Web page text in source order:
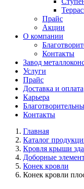
Прайс
Акции
О компании
Контакты
Завод
Услуги
Прайс
Доставка и оплата
Карьера
Контакты
Главная
Каталог
Кровля крыши
Доборные
Конек кровли
Конек кровли